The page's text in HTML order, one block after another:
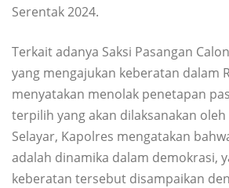
Serentak 2024.
Terkait adanya Saksi Pasangan
yang mengajukan keberatan dalam
menyatakan menolak penetapan
terpilih yang akan dilaksanakan oleh
Selayar, Kapolres mengatakan
adalah dinamika dalam demokrasi,
keberatan tersebut disampaikan